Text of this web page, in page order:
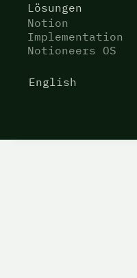
Lösungen
Notion
Implementation
Notioneers OS
English